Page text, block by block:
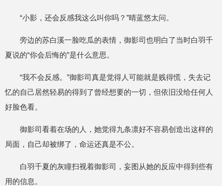
“小影，还会反感我这么叫你吗？”晴蓝悠太问。
旁边的苏白溪一脸吃瓜的表情，御影司也明白了当时白羽千
夏说的“你会后悔的”是什么意思。
“我不会反感。”御影司真是觉得人可能就是贱得慌，失去记
忆的自己居然轻易的得到了曾经想要的一切，但依旧没给任何人
好脸色看。
御影司看着在场的人，她觉得九条凛好不容易创造出这样的
局面，自己却被绑了，命运还真是不公。
白羽千夏的灰瞳扫视着御影司，妄图从她的反应中得到些有
用的信息。